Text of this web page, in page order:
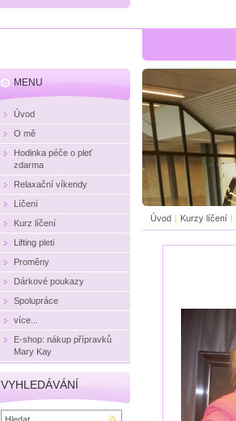
Úvod | Kurzy líčení |
MENU
Úvod
O mě
Hodinka péče o pleť
zdarma
Relaxační víkendy
Líčení
Kurz líčení
Lifting pleti
Proměny
Dárkové poukazy
Spolupráce
více...
E-shop: nákup přípravků
Mary Kay
VYHLEDÁVÁNÍ